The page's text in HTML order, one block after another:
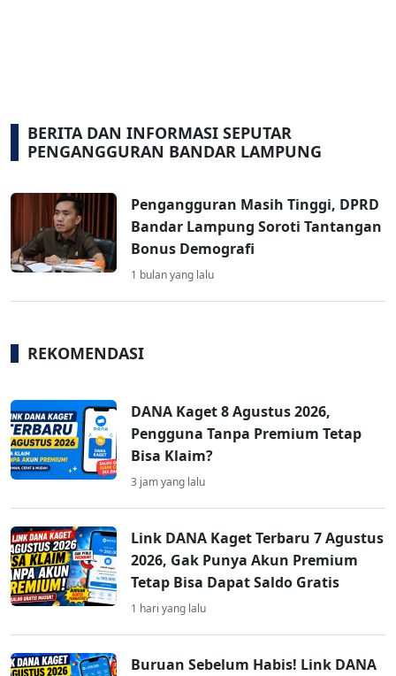
BERITA DAN INFORMASI SEPUTAR
PENGANGGURAN BANDAR LAMPUNG
Pengangguran Masih Tinggi, DPRD
Bandar Lampung Soroti Tantangan
Bonus Demografi
1 bulan yang lalu
REKOMENDASI
DANA Kaget 8 Agustus 2026,
Pengguna Tanpa Premium Tetap
Bisa Klaim?
3 jam yang lalu
Link DANA Kaget Terbaru 7 Agustus
2026, Gak Punya Akun Premium
Tetap Bisa Dapat Saldo Gratis
1 hari yang lalu
Buruan Sebelum Habis! Link DANA